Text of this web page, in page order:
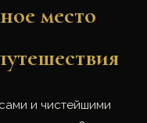
место
и чистейшими